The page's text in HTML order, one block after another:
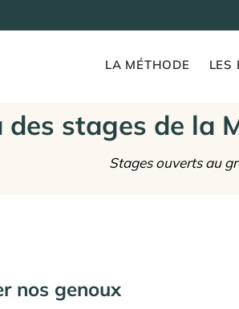
LA MÉTHODE LES
des stages de la
Stages ouverts au
nos genoux